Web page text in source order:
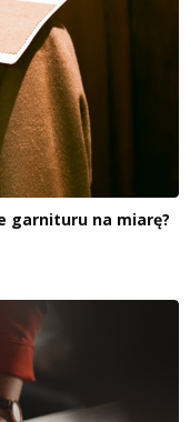
garnituru na miarę?